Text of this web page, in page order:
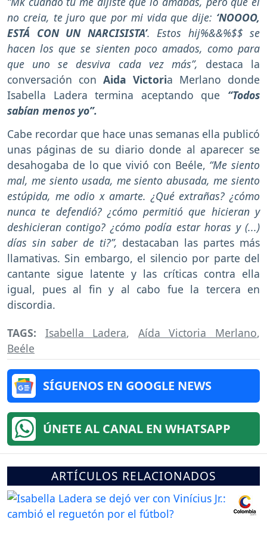
no creia, te juro que por mi vida que dije: ‘NOOOO,
ESTÁ CON UN NARCISISTA’. Estos hij%&&%$$ se
hacen los que se sienten poco amados, como para
que uno se desviva cada vez más”, destaca la
conversación con Aida Victoria Merlano donde
Isabella Ladera termina aceptando que “Todos
sabían menos yo”.
Cabe recordar que hace unas semanas ella publicó
unas páginas de su diario donde al aparecer se
desahogaba de lo que vivió con Beéle, “Me siento
mal, me siento usada, me siento abusada, me siento
estúpida, me odio x amarte. ¿Qué extrañas? ¿cómo
nunca te defendió? ¿cómo permitió que hicieran y
deshicieran contigo? ¿cómo podía estar horas y (...)
días sin saber de ti?”, destacaban las partes más
llamativas. Sin embargo, el silencio por parte del
cantante sigue latente y las críticas contra ella
igual, pues al fin y al cabo fue la tercera en
discordia.
TAGS: Isabella Ladera, Aída Victoria Merlano,
Beéle
SÍGUENOS EN GOOGLE NEWS
ÚNETE AL CANAL EN WHATSAPP
ARTÍCULOS RELACIONADOS